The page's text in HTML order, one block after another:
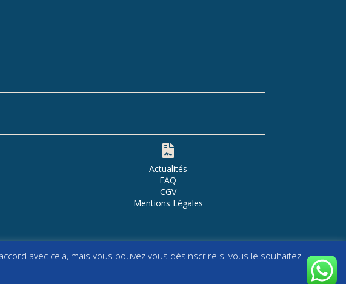

Actualités
FAQ
CGV
Mentions Légales
| powered by
avec cela, mais vous pouvez vous désinscrire si vous le souhaitez.